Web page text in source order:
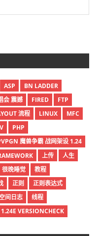
ASP
BN LADDER
会 震撼 FIRED
FTP
流程 LINUX
MFC
PHP
魔兽争霸 战网架设 1.24
上传
人生
很晚睡觉
教程
正则
正则表达式
空间日志
线程
VERSIONCHECK